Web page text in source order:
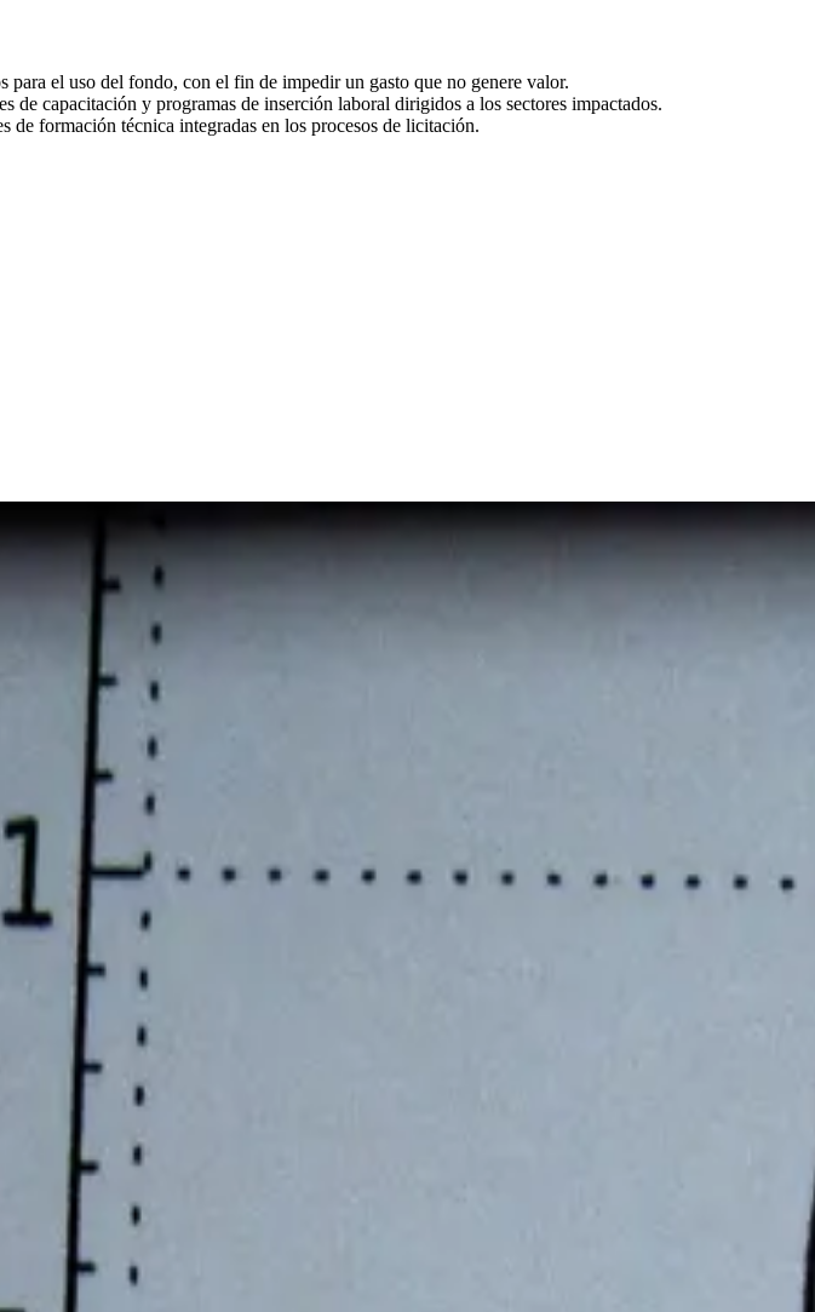
el uso del fondo, con el fin de impedir un gasto que no genere valor.
de capacitación y programas de inserción laboral dirigidos a los sectores impactados.
formación técnica integradas en los procesos de licitación.